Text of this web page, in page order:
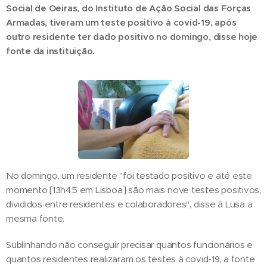
Social de Oeiras, do Instituto de Ação Social das Forças
Armadas, tiveram um teste positivo à covid-19, após
outro residente ter dado positivo no domingo, disse hoje
fonte da instituição.
No domingo, um residente "foi testado positivo e até este
momento [13h45 em Lisboa] são mais nove testes positivos,
divididos entre residentes e colaboradores", disse à Lusa a
mesma fonte.
Sublinhando não conseguir precisar quantos funcionários e
quantos residentes realizaram os testes à covid-19, a fonte